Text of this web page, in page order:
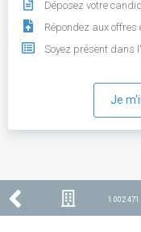
Déposez votre
Répondez aux offres
Soyez présent dans
Je
1 002 471